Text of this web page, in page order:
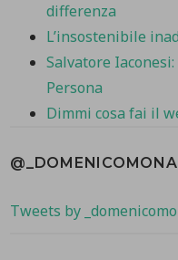
differenza
L’insostenibile
Salvatore
Persona
Dimmi cosa fai il
Tweets by